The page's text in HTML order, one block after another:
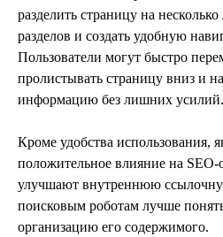
разделить страницу на
разделов и создать удобную
Пользователи могут быстро
пролистывать страницу вниз и
информацию без лишних усилий.
Кроме удобства использования,
положительное влияние на
улучшают внутреннюю
поисковым роботам лучше
организацию его содержимого.